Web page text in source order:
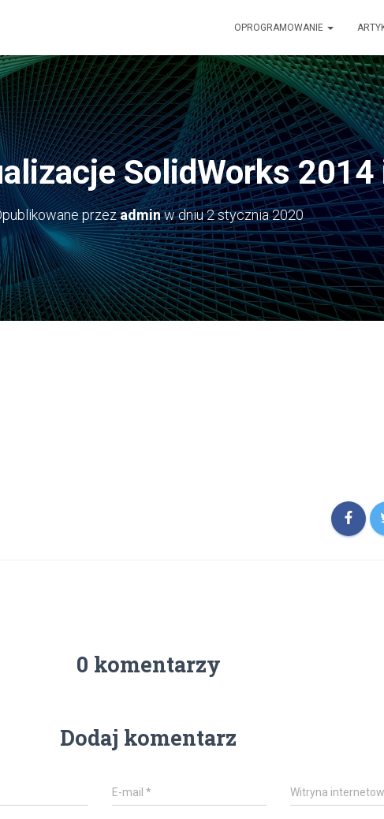
OPROGRAMOWANIE
SolidWorks 2014
przezadminw dniu2 stycznia 2020
0 komentarzy
Dodaj komentarz
E-mail* Witryna